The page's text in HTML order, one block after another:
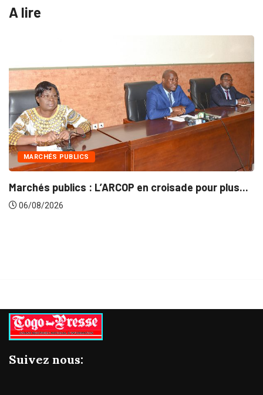
A lire
pour plus...
INTÉGRATION RÉGIONALE
Gestion concertée et durable
Suivez nous: